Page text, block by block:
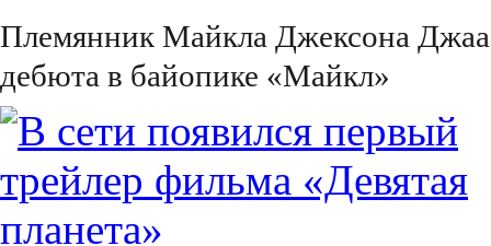
Племянник Майкла Джексона
дебюта в байопике «Майкл»